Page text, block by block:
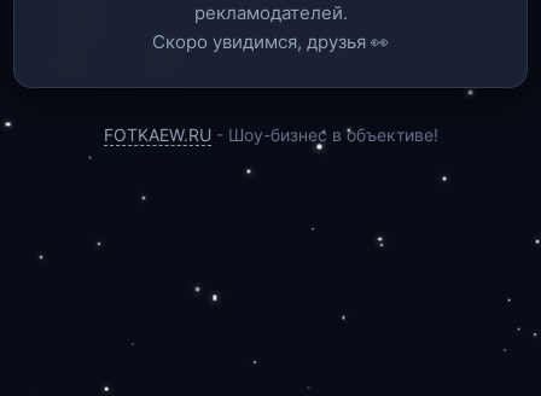
рекламодателей.
Скоро увидимся, друзья 👀
FOTKAEW.RU - Шоу-бизнес в объективе!